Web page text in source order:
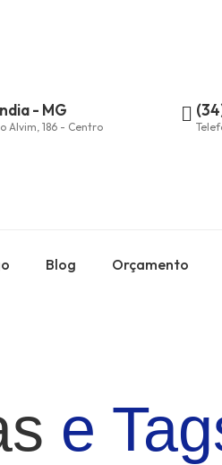
- MG
Alvim, 186 - Centro
Blog Orçamento
e